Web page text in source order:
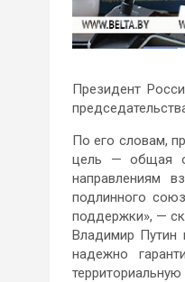
Президент
По его словам,
цель — общая
направлениям
подлинного
поддержки», —
Владимир Путин
надежно